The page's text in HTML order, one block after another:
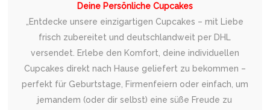
Deine Persönliche Cupcakes
„Entdecke unsere einzigartigen Cupcakes – mit Liebe
frisch zubereitet und deutschlandweit per DHL
versendet. Erlebe den Komfort, deine individuellen
Cupcakes direkt nach Hause geliefert zu bekommen –
perfekt für Geburtstage, Firmenfeiern oder einfach, um
jemandem (oder dir selbst) eine süße Freude zu